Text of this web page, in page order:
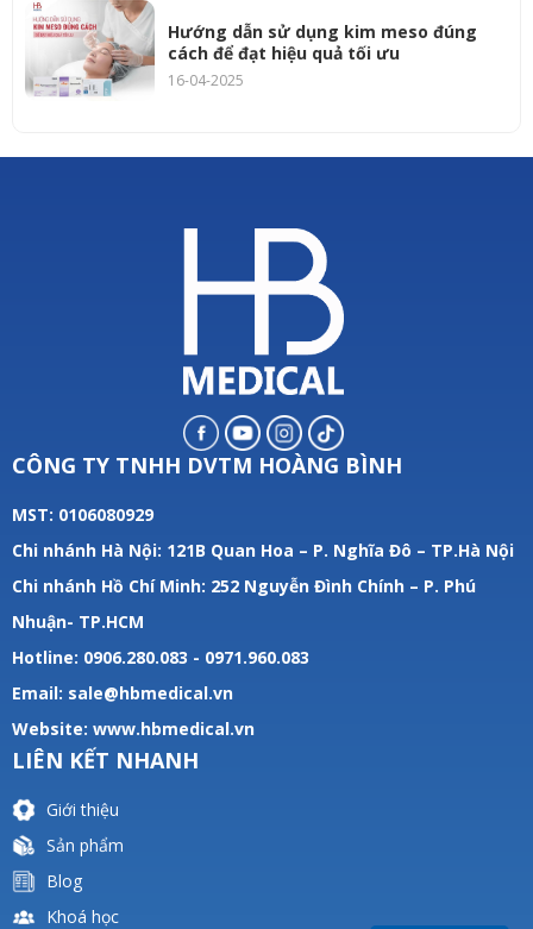
Hướng dẫn sử dụng kim meso đúng
cách để đạt hiệu quả tối ưu
16-04-2025
CÔNG TY TNHH DVTM HOÀNG BÌNH
MST: 0106080929
Chi nhánh Hà Nội: 121B Quan Hoa – P. Nghĩa Đô – TP.Hà Nội
Chi nhánh Hồ Chí Minh: 252 Nguyễn Đình Chính – P. Phú
Nhuận- TP.HCM
Hotline: 0906.280.083 - 0971.960.083
Email: sale@hbmedical.vn
Website: www.hbmedical.vn
LIÊN KẾT NHANH
Giới thiệu
Sản phẩm
Blog
Khoá học